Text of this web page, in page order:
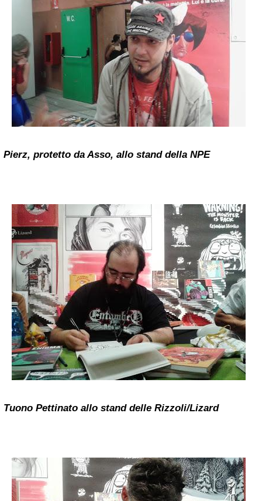
Pierz, protetto da Asso, allo stand della NPE
Tuono Pettinato allo stand delle Rizzoli/Lizard